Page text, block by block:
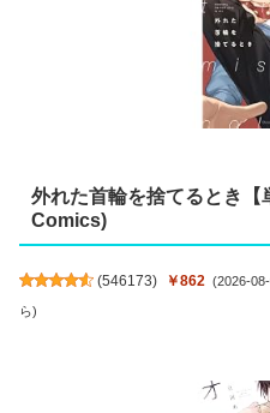
外れた首輪を捨てるとき【
Comics)
(546173) ￥862 (2026-
ら)